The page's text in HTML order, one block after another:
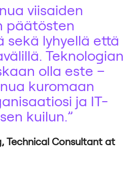
viisaiden
päätösten
sekä lyhyellä että
Teknologian
olla este –
kuromaan
ja IT-
kuilun.
Technical Consultant at